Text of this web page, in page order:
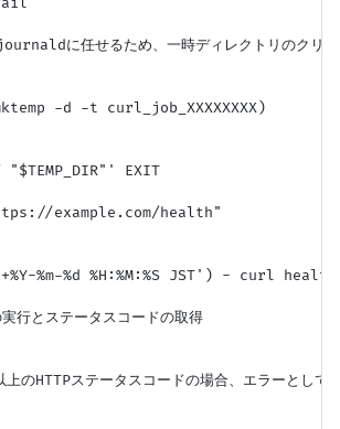
に任せるため、一時ディレクトリのクリー
-d -t curl_job_XXXXXXXX)
EXIT
example.com/health"
%m-%d %H:%M:%S JST') - curl
行とステータスコードの取得
ステータスコードの場合、エラーとして